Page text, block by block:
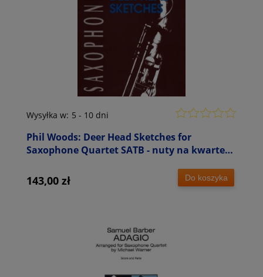
Phil Woods: Deer Head Sketches for
Saxophone Quartet SATB - nuty na kwartet
Wysyłka w: 5 - 10 dni
143,00 zł Do koszyka